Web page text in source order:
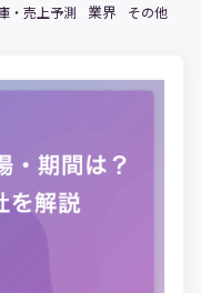
・売上予測 業界 その他